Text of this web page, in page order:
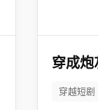
穿成炮
穿越短剧